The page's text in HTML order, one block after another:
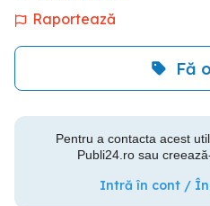
Raportează
Fă
Pentru a contacta acest
Publi24.ro sau
Intră în cont /